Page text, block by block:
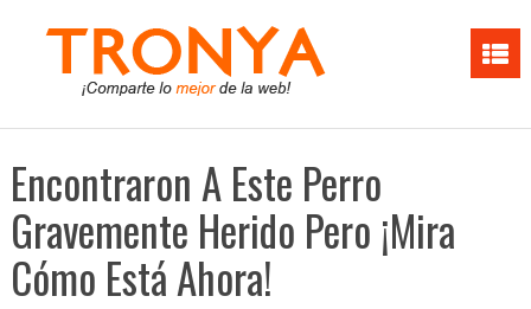
Encontraron A Este Perro
Gravemente Herido Pero ¡Mira
Cómo Está Ahora!